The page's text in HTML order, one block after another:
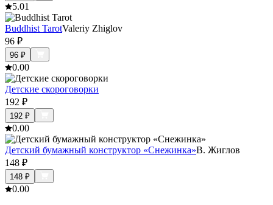
5.01
Buddhist TarotValeriy Zhiglov
96 ₽
96 ₽
0.00
Детские скороговорки
192 ₽
192 ₽
0.00
Детский бумажный конструктор «Снежинка»В. Жиглов
148 ₽
148 ₽
0.00